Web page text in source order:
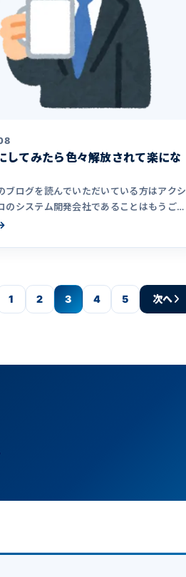
してみたら色々解放されて楽にな
ブログを読んでいただいている方はアクシ
のシステム開発会社であることはもうご存
す。残業&hellip;
1 2 3 4 5 次へ